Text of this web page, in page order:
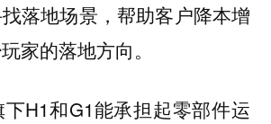
落地场景，帮助客户降本增
家的落地方向。
H1和G1能承担起零部件运